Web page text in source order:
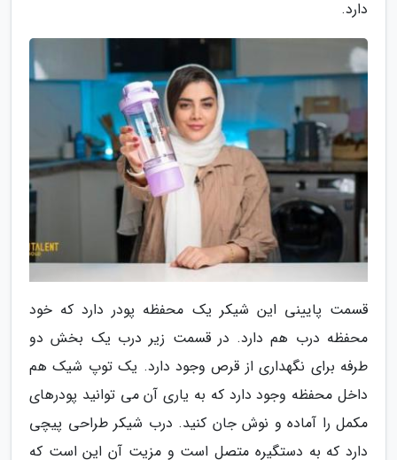
دارد.
قسمت پایینی این شیکر یک محفظه پودر دارد که خود
محفظه درب هم دارد. در قسمت زیر درب یک بخش دو
طرفه برای نگهداری از قرص وجود دارد. یک توپ شیک هم
داخل محفظه وجود دارد که به یاری آن می توانید پودرهای
مکمل را آماده و نوش جان کنید. درب شیکر طراحی پیچی
دارد که به دستگیره متصل است و مزیت آن این است که